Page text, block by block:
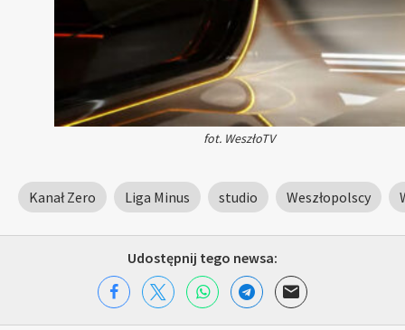
fot. WeszłoTV
Kanał Zero Liga Minus studio Weszłopolscy
Udostępnij tego newsa: